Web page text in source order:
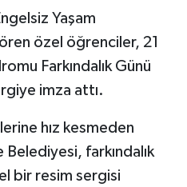
Yaşam
özel öğrenciler, 21
Farkındalık Günü
imza attı.
hız kesmeden
farkındalık
bir resim sergisi